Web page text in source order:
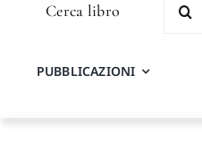
Cerca libro
per:
PUBBLICAZIONI